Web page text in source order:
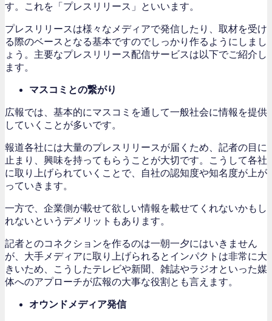
す。これを「プレスリリース」といいます。
プレスリリースは様々なメディアで発信したり、取材を受け
る際のベースとなる基本ですのでしっかり作るようにしまし
ょう。主要なプレスリリース配信サービスは以下でご紹介し
ます。
マスコミとの繋がり
広報では、基本的にマスコミを通して一般社会に情報を提供
していくことが多いです。
報道各社には大量のプレスリリースが届くため、記者の目に
止まり、興味を持ってもらうことが大切です。こうして各社
に取り上げられていくことで、自社の認知度や知名度が上が
っていきます。
一方で、企業側が載せて欲しい情報を載せてくれないかもし
れないというデメリットもあります。
記者とのコネクションを作るのは一朝一夕にはいきません
が、大手メディアに取り上げられるとインパクトは非常に大
きいため、こうしたテレビや新聞、雑誌やラジオといった媒
体へのアプローチが広報の大事な役割とも言えます。
オウンドメディア発信